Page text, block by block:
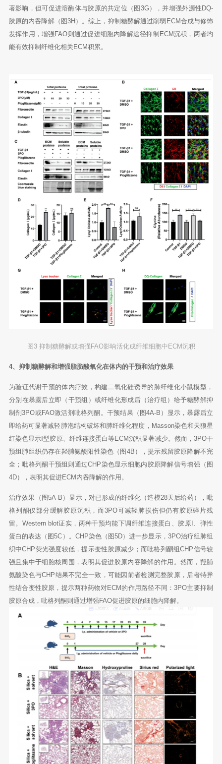
著影响，但可促进溶酶体与胶原的共定位（图3G），并增强外源性DQ-
胶原的内吞降解（图3H）。综上，抑制糖酵解通过削弱ECM合成与修饰
发挥作用，增强FAO则通过促进细胞内降解途径抑制ECM沉积，两者均
能有效抑制纤维化相关ECM积累。
图3 抑制糖酵解或增强FAO影响活化成纤维细胞中ECM沉积
4、抑制糖酵解和增强脂肪酸氧化在体内的干预和治疗效果
为验证代谢干预的体内疗效，构建二氧化硅诱导的肺纤维化小鼠模型，
分别在暴露后立即（干预组）或纤维化形成后（治疗组）给予糖酵解抑
制剂3PO或FAO激活剂吡格列酮。干预结果（图4A-B）显示，暴露后立
即给药可显著减轻肺泡结构破坏和肺纤维化程度，Masson染色和天狼星
红染色显示Ⅰ型胶原、纤维连接蛋白等ECM沉积显著减少。然而，3PO干
预组肺组织仍存在羟脯氨酸阳性染色（图4B），提示残留胶原降解不完
全；吡格列酮干预组则通过CHP染色显示细胞内胶原降解信号增强（图
4D），表明其促进ECM内吞降解的作用。
治疗效果（图5A-B）显示，对已形成的纤维化（造模28天后给药），吡
格列酮仅部分缓解胶原沉积，而3PO可减轻肺损伤但仍有胶原碎片残
留。Western blot证实，两种干预均能下调纤维连接蛋白、胶原I、弹性
蛋白的表达（图5C）。CHP染色（图5D）进一步显示，3PO治疗组肺组
织中CHP荧光强度较低，提示变性胶原减少；而吡格列酮组CHP信号较
强且集中于细胞核周围，表明其促进胶原内吞降解的作用。然而，羟脯
氨酸染色与CHP结果不完全一致，可能因前者检测完整胶原，后者特异
性结合变性胶原，提示两种药物对ECM的作用路径不同：3PO主要抑制
胶原合成，吡格列酮则通过增强FAO促进胶原的细胞内降解。